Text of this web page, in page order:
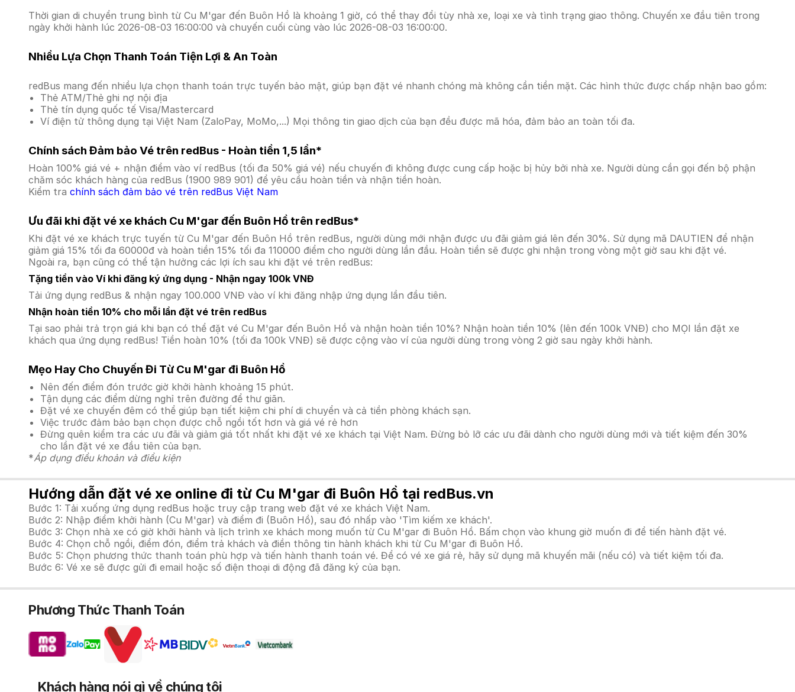
Thời gian di chuyển trung bình từ Cu M'gar đến Buôn Hồ là khoảng 1 giờ, có thể thay đổi tùy nhà xe, loại xe và tình trạng giao thông. Chuyến xe đầu tiên trong
ngày khởi hành lúc 2026-08-03 16:00:00 và chuyến cuối cùng vào lúc 2026-08-03 16:00:00.
Nhiều Lựa Chọn Thanh Toán Tiện Lợi & An Toàn
redBus mang đến nhiều lựa chọn thanh toán trực tuyến bảo mật, giúp bạn đặt vé nhanh chóng mà không cần tiền mặt. Các hình thức được chấp nhận bao gồm:
Thẻ ATM/Thẻ ghi nợ nội địa
Thẻ tín dụng quốc tế Visa/Mastercard
Ví điện tử thông dụng tại Việt Nam (ZaloPay, MoMo,...) Mọi thông tin giao dịch của bạn đều được mã hóa, đảm bảo an toàn tối đa.
Chính sách Đảm bảo Vé trên redBus - Hoàn tiền 1,5 lần*
Hoàn 100% giá vé + nhận điểm vào ví redBus (tối đa 50% giá vé) nếu chuyến đi không được cung cấp hoặc bị hủy bởi nhà xe. Người dùng cần gọi đến bộ phận
chăm sóc khách hàng của redBus (1900 989 901) để yêu cầu hoàn tiền và nhận tiền hoàn.
Kiểm tra chính sách đảm bảo vé trên redBus Việt Nam
Ưu đãi khi đặt vé xe khách Cu M'gar đến Buôn Hồ trên redBus*
Khi đặt vé xe khách trực tuyến từ Cu M'gar đến Buôn Hồ trên redBus, người dùng mới nhận được ưu đãi giảm giá lên đến 30%. Sử dụng mã DAUTIEN để nhận
giảm giá 15% tối đa 60000đ và hoàn tiền 15% tối đa 110000 điểm cho người dùng lần đầu. Hoàn tiền sẽ được ghi nhận trong vòng một giờ sau khi đặt vé.
Ngoài ra, bạn cũng có thể tận hưởng các lợi ích sau khi đặt vé trên redBus:
Tặng tiền vào Ví khi đăng ký ứng dụng - Nhận ngay 100k VNĐ
Tải ứng dụng redBus & nhận ngay 100.000 VNĐ vào ví khi đăng nhập ứng dụng lần đầu tiên.
Nhận hoàn tiền 10% cho mỗi lần đặt vé trên redBus
Tại sao phải trả trọn giá khi bạn có thể đặt vé Cu M'gar đến Buôn Hồ và nhận hoàn tiền 10%? Nhận hoàn tiền 10% (lên đến 100k VNĐ) cho MỌI lần đặt xe
khách qua ứng dụng redBus! Tiền hoàn 10% (tối đa 100k VNĐ) sẽ được cộng vào ví của người dùng trong vòng 2 giờ sau ngày khởi hành.
Mẹo Hay Cho Chuyến Đi Từ Cu M'gar đi Buôn Hồ
Nên đến điểm đón trước giờ khởi hành khoảng 15 phút.
Tận dụng các điểm dừng nghỉ trên đường để thư giãn.
Đặt vé xe chuyến đêm có thể giúp bạn tiết kiệm chi phí di chuyển và cả tiền phòng khách sạn.
Việc trước đảm bảo bạn chọn được chỗ ngồi tốt hơn và giá vé rẻ hơn
Đừng quên kiểm tra các ưu đãi và giảm giá tốt nhất khi đặt vé xe khách tại Việt Nam. Đừng bỏ lỡ các ưu đãi dành cho người dùng mới và tiết kiệm đến 30%
cho lần đặt vé xe đầu tiên của bạn.
*Áp dụng điều khoản và điều kiện
Hướng dẫn đặt vé xe online đi từ Cu M'gar đi Buôn Hồ tại redBus.vn
Bước 1: Tải xuống ứng dụng redBus hoặc truy cập trang web đặt vé xe khách Việt Nam.
Bước 2: Nhập điểm khởi hành (Cu M'gar) và điểm đi (Buôn Hồ), sau đó nhấp vào 'Tìm kiếm xe khách'.
Bước 3: Chọn nhà xe có giờ khởi hành và lịch trình xe khách mong muốn từ Cu M'gar đi Buôn Hồ. Bấm chọn vào khung giờ muốn đi để tiến hành đặt vé.
Bước 4: Chọn chỗ ngồi, điểm đón, điểm trả khách và điền thông tin hành khách khi từ Cu M'gar đi Buôn Hồ.
Bước 5: Chọn phương thức thanh toán phù hợp và tiến hành thanh toán vé. Để có vé xe giá rẻ, hãy sử dụng mã khuyến mãi (nếu có) và tiết kiệm tối đa.
Bước 6: Vé xe sẽ được gửi đi email hoặc số điện thoại di động đã đăng ký của bạn.
Phương Thức Thanh Toán
Khách hàng nói gì về chúng tôi